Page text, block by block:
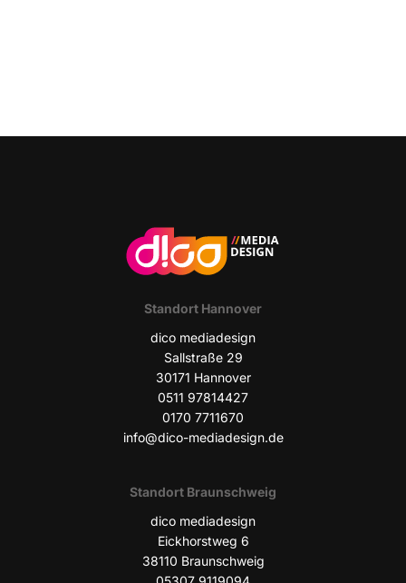
Stand­ort Hannover
dico media­de­sign
Sall­stra­ße 29
30171 Han­no­ver
0511 97814427
0170 7711670
info@dico-mediadesign.de
Stand­ort Braunschweig
dico media­de­sign
Eick­horst­weg 6
38110 Braun­schweig